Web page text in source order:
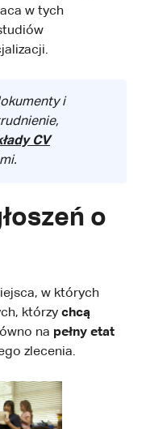
w tych
i
CV
o
w których
którzy chcą
na pełny etat
zlecenia.